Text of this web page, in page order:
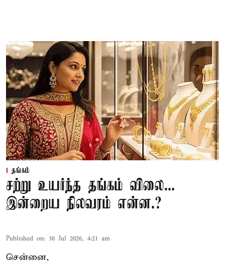
தங்கம்
சற்று உயர்ந்த தங்கம் விலை...
இன்றைய நிலவரம் என்ன.?
Published on: 30 Jul 2026, 4:21 am
சென்னை,